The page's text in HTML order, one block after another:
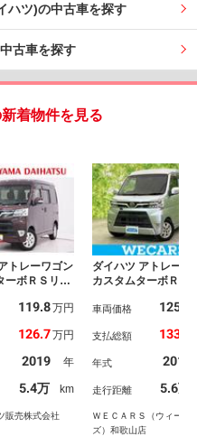
ハツ)の中古車を探す
古車を探す
着物件を見る
トレーワゴン
ーボＲＳリミ
ースライド
ングストッ
アミラー 衝
システム レ
ト オートマ
ビーム ティ
プラス
119.8万円
126.7万円
2019 年
5.4万 km
販売株式会社
ダイハツ アトレーワ
カスタムターボＲＳ
社外 ＳＤナビ／ス
イハツ）／車線逸脱
レコーダー 社外／
ｕｅｔｏｏｔｈ接続
ＴＣ／ＥＢＤ付ＡＢ
横滑り防止装置／ア
リングストップ
車両価格 125.6
支払総額 133.9
年式 2018
走行距離 5.6万
ＷＥＣＡＲＳ（ウィーカ
ズ）和歌山店